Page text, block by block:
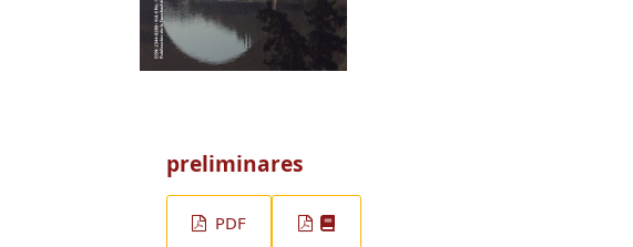
preliminares
PDF